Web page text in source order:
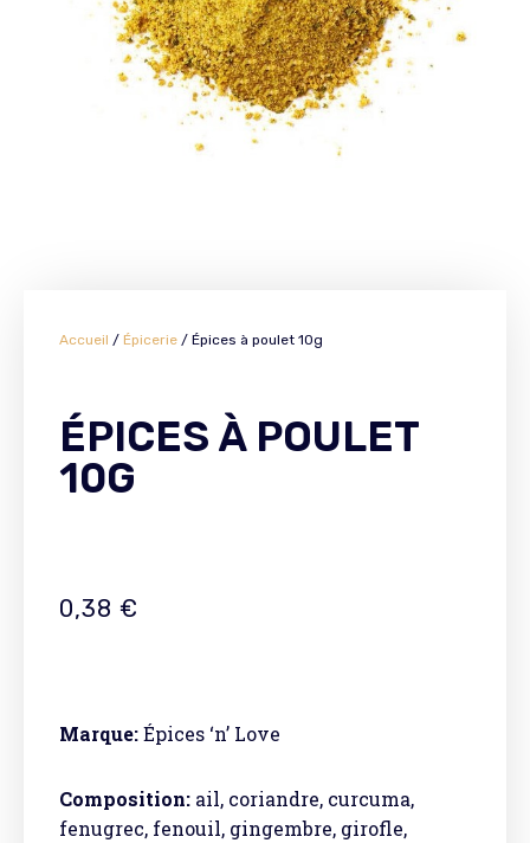
Accueil / Épicerie / Épices à poulet 10g
ÉPICES À POULET
10G
0,38 €
Marque:Épices ‘n’ Love
Composition: ail, coriandre, curcuma,
fenugrec, fenouil, gingembre, girofle,